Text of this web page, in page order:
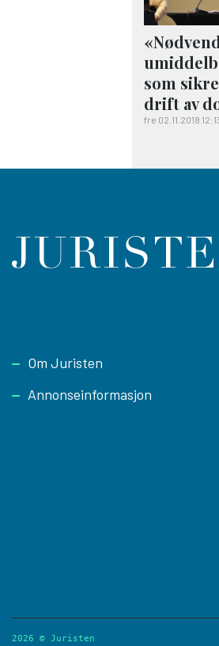
som
drift av
fre 02.11.2018
Footer
Om Juristen
Annonseinformasjon
2026 © Juristen